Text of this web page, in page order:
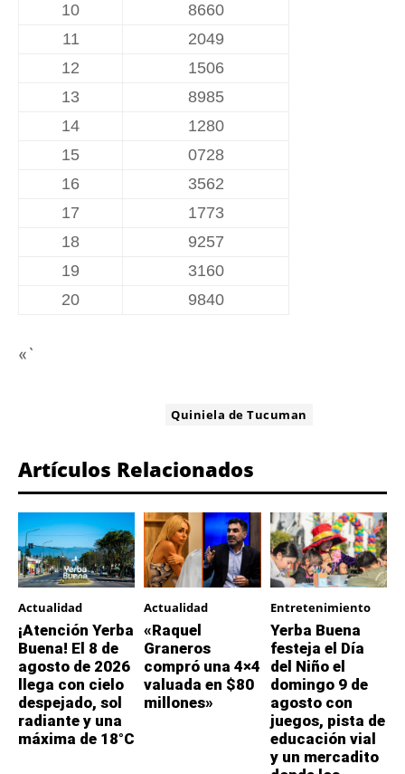
10
8660
11
2049
12
1506
13
8985
14
1280
15
0728
16
3562
17
1773
18
9257
19
3160
20
9840
«`
Quiniela de Tucuman
Artículos Relacionados
Actualidad
¡Atención Yerba
Buena! El 8 de
agosto de 2026
llega con cielo
despejado, sol
radiante y una
máxima de 18°C
Actualidad
«Raquel
Graneros
compró una 4×4
valuada en $80
millones»
Entretenimiento
Yerba Buena
festeja el Día
del Niño el
domingo 9 de
agosto con
juegos, pista de
educación vial
y un mercadito